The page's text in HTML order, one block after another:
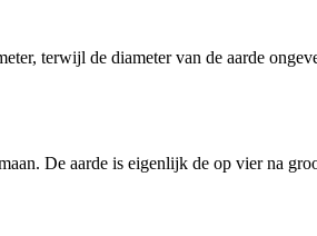
terwijl de diameter van de aarde
De aarde is eigenlijk de op vier na